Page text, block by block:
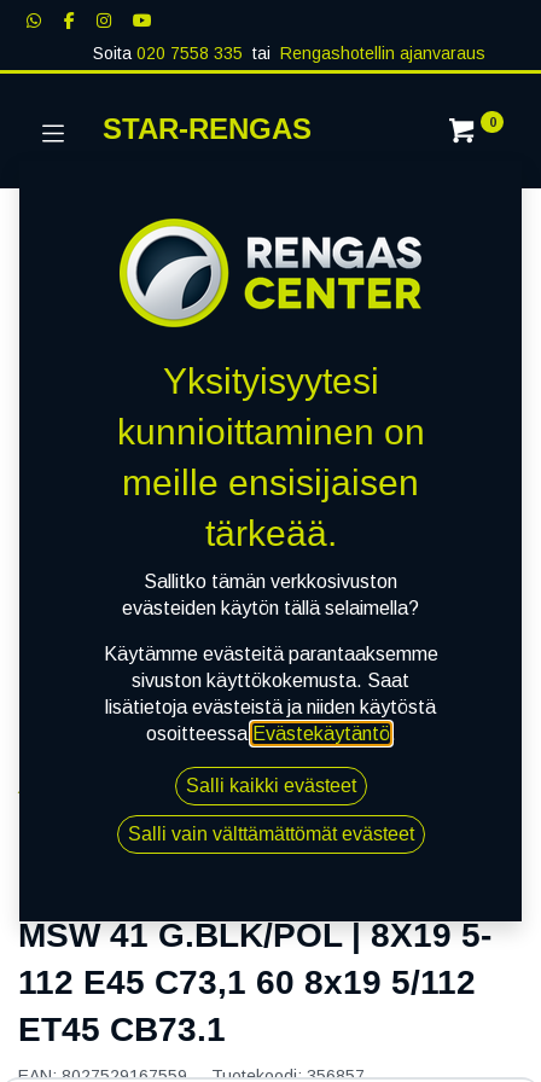
Soita020 7558 335 tai Rengashotellin ajanvaraus
STAR-RENGAS 0
MSW 41 G.BLK/POL | 8X19 5-112 E45 C73,1 60 8x19
5/112 ET45 CB73.1
MSW 41 G.BLK/POL | 8X19 5-
112 E45 C73,1 60 8x19 5/112
ET45 CB73.1
EAN:8027529167559 Tuotekoodi:356857
Yksityisyytesi
kunnioittaminen on
meille ensisijaisen
tärkeää.
Sallitko tämän verkkosivuston
evästeiden käytön tällä selaimella?
Käytämme evästeitä parantaaksemme
sivuston käyttökokemusta. Saat
lisätietoja evästeistä ja niiden käytöstä
osoitteessa Evästekäytäntö.
Salli kaikki evästeet
Salli vain välttämättömät evästeet